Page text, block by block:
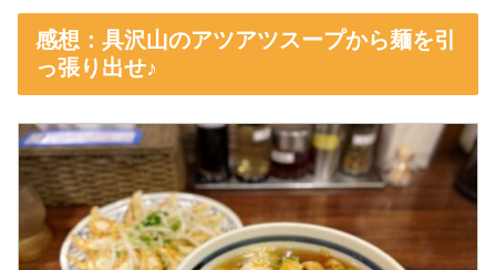
感想：具沢山のアツアツスープから麺を引
っ張り出せ♪